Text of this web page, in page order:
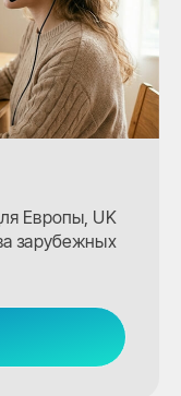
Европы, UK
зарубежных